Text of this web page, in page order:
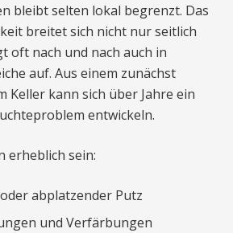
bleibt selten lokal begrenzt. Das
breitet sich nicht nur seitlich
oft nach und nach auch in
auf. Aus einem zunächst
Keller kann sich über Jahre ein
entwickeln.
erheblich sein:
abplatzender Putz
und Verfärbungen